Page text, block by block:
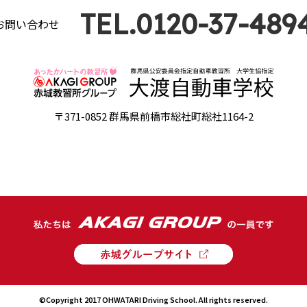
問い合わせ TEL.0120-37-
〒371-0852 群馬県前橋市総社町総社1164-2
©Copyright 2017 OHWATARI Driving School. All rights reserved.